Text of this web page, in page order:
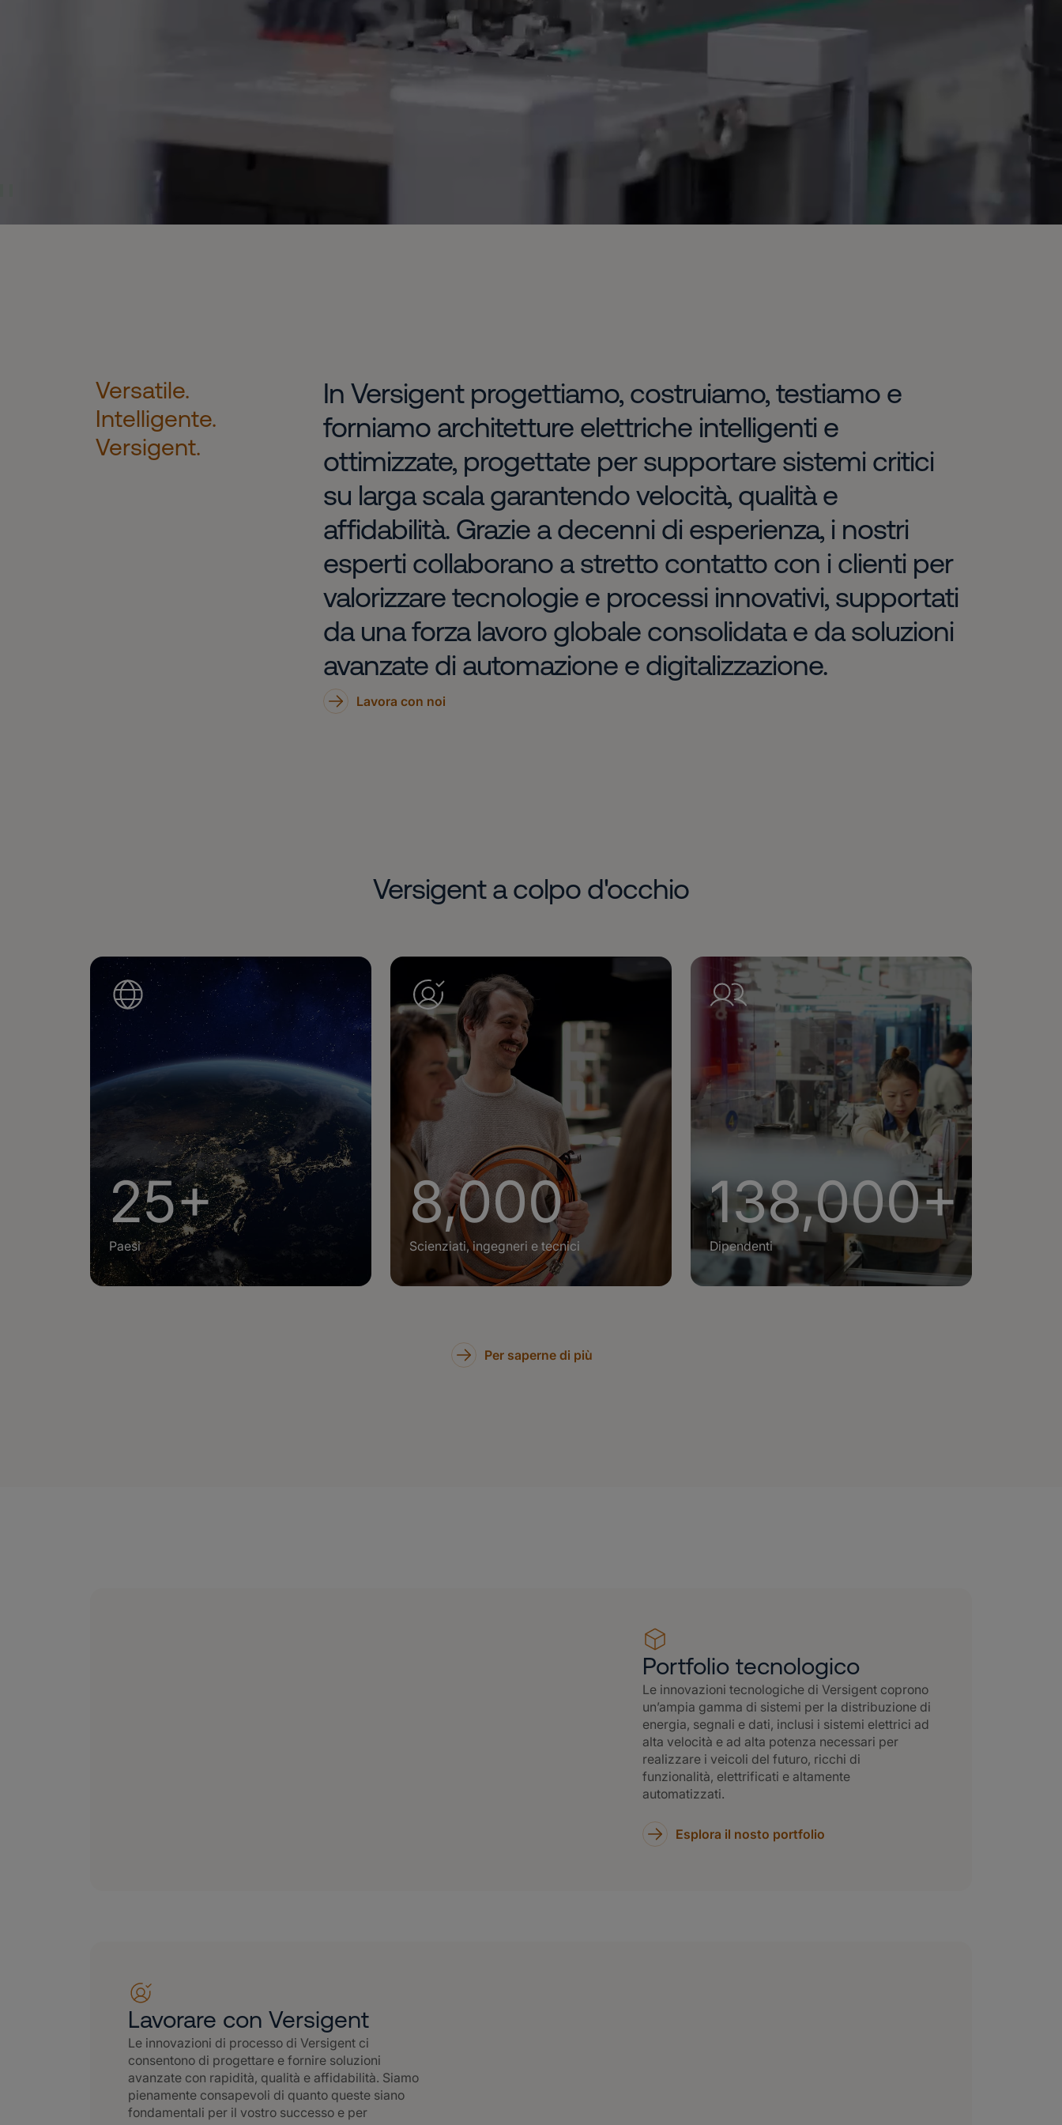
Versatile.
Intelligente.
Versigent.
In Versigent progettiamo, costruiamo, testiamo e
forniamo architetture elettriche intelligenti e
ottimizzate, progettate per supportare sistemi critici
su larga scala garantendo velocità, qualità e
affidabilità. Grazie a decenni di esperienza, i nostri
esperti collaborano a stretto contatto con i clienti per
valorizzare tecnologie e processi innovativi, supportati
da una forza lavoro globale consolidata e da soluzioni
avanzate di automazione e digitalizzazione.
Lavora con noi
Versigent a colpo d'occhio
25+
Paesi
8,000
Scienziati, ingegneri e tecnici
138,000+
Dipendenti
Per saperne di più
Portfolio tecnologico
Le innovazioni tecnologiche di Versigent coprono
un’ampia gamma di sistemi per la distribuzione di
energia, segnali e dati, inclusi i sistemi elettrici ad
alta velocità e ad alta potenza necessari per
realizzare i veicoli del futuro, ricchi di
funzionalità, elettrificati e altamente
automatizzati.
Esplora il nosto portfolio
Lavorare con Versigent
Le innovazioni di processo di Versigent ci
consentono di progettare e fornire soluzioni
avanzate con rapidità, qualità e affidabilità. Siamo
pienamente consapevoli di quanto queste siano
fondamentali per il vostro successo e per